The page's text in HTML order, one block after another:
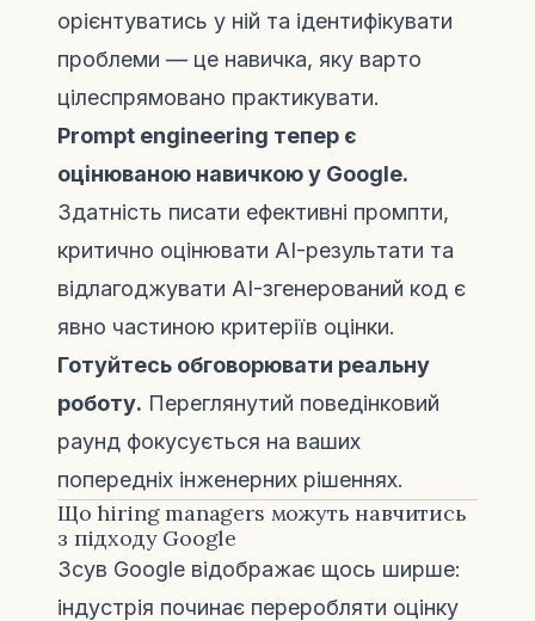
орієнтуватись у ній та ідентифікувати
проблеми — це навичка, яку варто
цілеспрямовано практикувати.
Prompt engineering тепер є
оцінюваною навичкою у Google.
Здатність писати ефективні промпти,
критично оцінювати AI-результати та
відлагоджувати AI-згенерований код є
явно частиною критеріїв оцінки.
Готуйтесь обговорювати реальну
роботу. Переглянутий поведінковий
раунд фокусується на ваших
попередніх інженерних рішеннях.
Що hiring managers можуть навчитись
з підходу Google
Зсув Google відображає щось ширше:
індустрія починає переробляти оцінку